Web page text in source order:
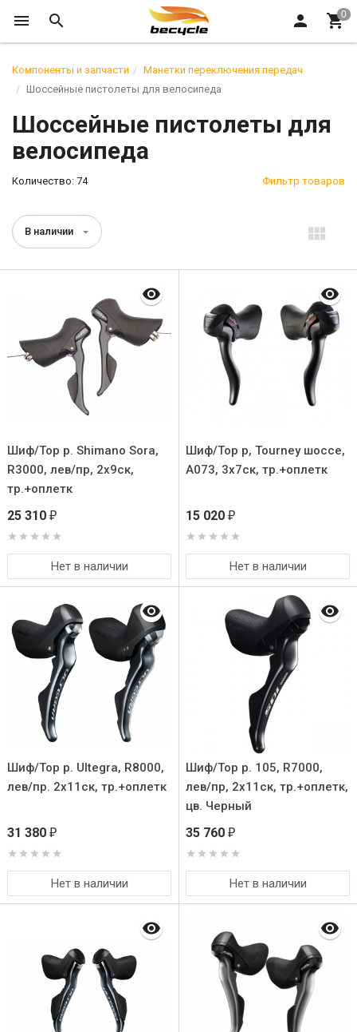
Компоненты и запчасти
Манетки переключения передач
Шоссейные пистолеты для велосипеда
Шоссейные пистолеты для
велосипеда
Количество: 74 Фильтр товаров
В наличии
Шиф/Тор р. Shimano Sora,
R3000, лев/пр, 2x9ск,
тр.+оплетк
25 310 ₽
Нет в наличии
Шиф/Тор р, Tourney шоссе,
A073, 3x7ск, тр.+оплетк
15 020 ₽
Нет в наличии
Шиф/Тор р. Ultegra, R8000,
лев/пр. 2x11ск, тр.+оплетк
31 380 ₽
Нет в наличии
Шиф/Тор р. 105, R7000,
лев/пр, 2x11ск, тр.+оплетк,
цв. Черный
35 760 ₽
Нет в наличии